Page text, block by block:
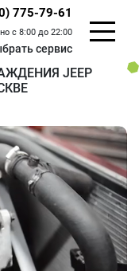
775-79-61
с 8:00 до 22:00
сервис
JEEP